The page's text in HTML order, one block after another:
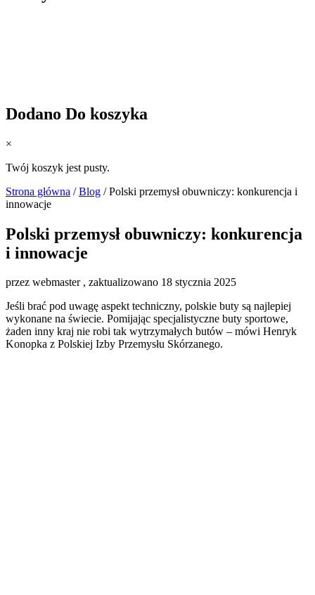
Dodano Do koszyka
×
Twój koszyk jest pusty.
Strona główna /Blog /Polski przemysł obuwniczy: konkurencja i
innowacje
Polski przemysł obuwniczy: konkurencja
i innowacje
przez webmaster , zaktualizowano 18 stycznia 2025
Jeśli brać pod uwagę aspekt techniczny, polskie buty są najlepiej
wykonane na świecie. Pomijając specjalistyczne buty sportowe,
żaden inny kraj nie robi tak wytrzymałych butów – mówi Henryk
Konopka z Polskiej Izby Przemysłu Skórzanego.